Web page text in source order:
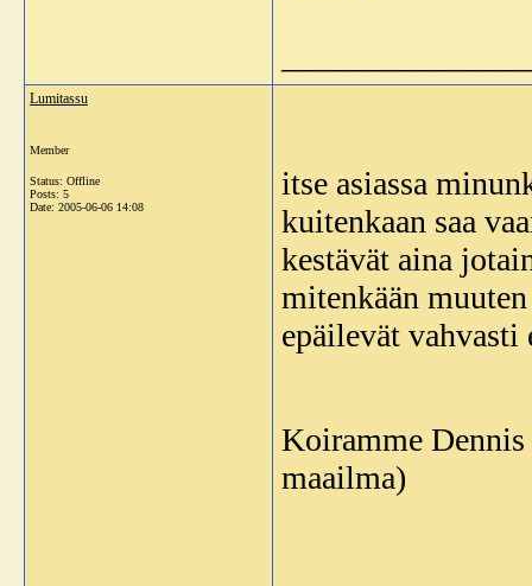
Lumitassu
Member
Status: Offline
Posts: 5
Date: 2005-06-06 14:08
itse asiassa
kuitenkaan saa
kestävät aina
mitenkään
epäilevät
Koiramme
maailma)